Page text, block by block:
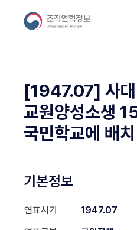
[1947.07] 사대
교원양성소생
국민학교에 배치
기본정보
연표시기
1947.07